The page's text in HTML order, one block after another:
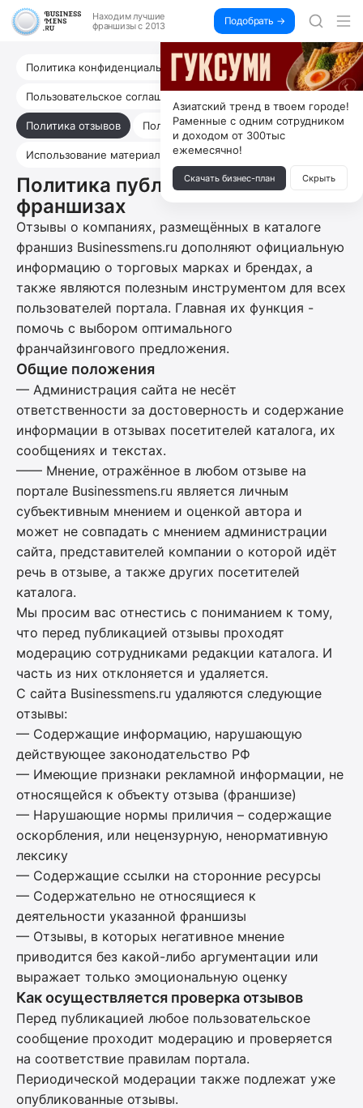
Находим лучшие
франшизы с 2013
Подобрать →
Политика конфиденциальности
Пользовательское соглашение
Политика отзывов Политика ранжирования
Использование материалов
Политика публикации отзывов о
франшизах
Отзывы о компаниях, размещённых в каталоге
франшиз Businessmens.ru дополняют официальную
информацию о торговых марках и брендах, а
также являются полезным инструментом для всех
пользователей портала. Главная их функция -
помочь с выбором оптимального
франчайзингового предложения.
Общие положения
— Администрация сайта не несёт
ответственности за достоверность и содержание
информации в отзывах посетителей каталога, их
сообщениях и текстах.
—— Мнение, отражённое в любом отзыве на
портале Businessmens.ru является личным
субъективным мнением и оценкой автора и
может не совпадать с мнением администрации
сайта, представителей компании о которой идёт
речь в отзыве, а также других посетителей
каталога.
Мы просим вас отнестись с пониманием к тому,
что перед публикацией отзывы проходят
модерацию сотрудниками редакции каталога. И
часть из них отклоняется и удаляется.
С сайта Businessmens.ru удаляются следующие
отзывы:
— Содержащие информацию, нарушающую
действующее законодательство РФ
— Имеющие признаки рекламной информации, не
относящейся к объекту отзыва (франшизе)
— Нарушающие нормы приличия – содержащие
оскорбления, или нецензурную, ненормативную
лексику
— Содержащие ссылки на сторонние ресурсы
— Содержательно не относящиеся к
деятельности указанной франшизы
— Отзывы, в которых негативное мнение
приводится без какой-либо аргументации или
выражает только эмоциональную оценку
Как осуществляется проверка отзывов
Перед публикацией любое пользовательское
сообщение проходит модерацию и проверяется
на соответствие правилам портала.
Периодической модерации также подлежат уже
опубликованные отзывы.
Азиатский тренд в твоем городе!
Раменные с одним сотрудником
и доходом от 300тыс
ежемесячно!
Скачать бизнес-план Скрыть